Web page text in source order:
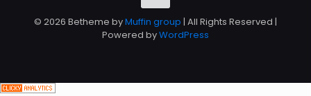
© 2026 Betheme byMuffin group | All Rights Reserved |
Powered byWordPress